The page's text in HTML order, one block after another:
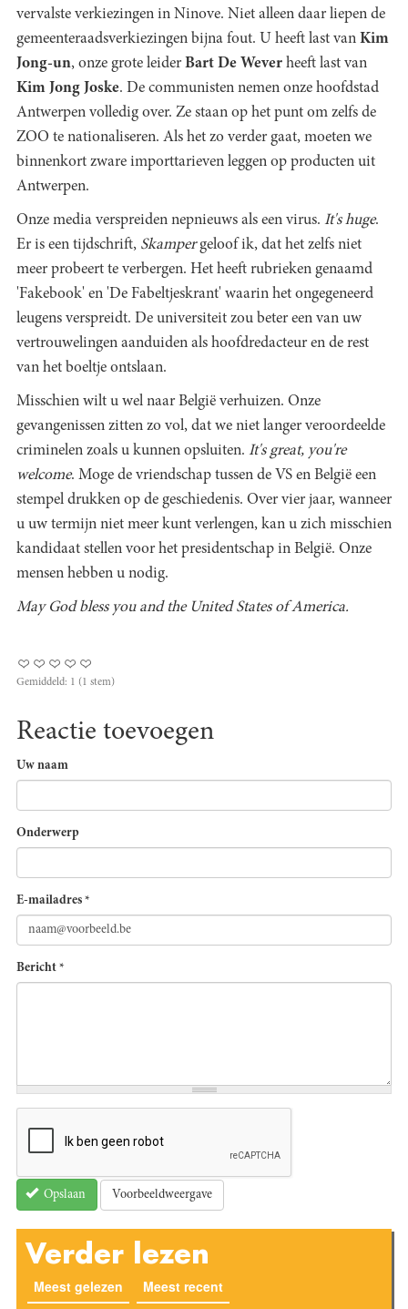
vervalste verkiezingen in Ninove. Niet alleen daar liepen de
gemeenteraadsverkiezingen bijna fout. U heeft last van Kim
Jong-un, onze grote leider Bart De Wever heeft last van
Kim Jong Joske. De communisten nemen onze hoofdstad
Antwerpen volledig over. Ze staan op het punt om zelfs de
ZOO te nationaliseren. Als het zo verder gaat, moeten we
binnenkort zware importtarieven leggen op producten uit
Antwerpen.
Onze media verspreiden nepnieuws als een virus. It's huge.
Er is een tijdschrift, Skampergeloof ik, dat het zelfs niet
meer probeert te verbergen. Het heeft rubrieken genaamd
'Fakebook' en 'De Fabeltjeskrant' waarin het ongegeneerd
leugens verspreidt. De universiteit zou beter een van uw
vertrouwelingen aanduiden als hoofdredacteur en de rest
van het boeltje ontslaan.
Misschien wilt u wel naar België verhuizen. Onze
gevangenissen zitten zo vol, dat we niet langer veroordeelde
criminelen zoals u kunnen opsluiten. It's great, you're
welcome. Moge de vriendschap tussen de VS en België een
stempel drukken op de geschiedenis. Over vier jaar, wanneer
u uw termijn niet meer kunt verlengen, kan u zich misschien
kandidaat stellen voor het presidentschap in België. Onze
mensen hebben u nodig.
May God bless you and the United States of America.
Gemiddeld: 1 (1 stem)
Reactie toevoegen
Uw naam
Onderwerp
E-mailadres *
Bericht *
Opslaan Voorbeeldweergave
Verder lezen
Meest gelezen (actieve tabblad)
Meest recent